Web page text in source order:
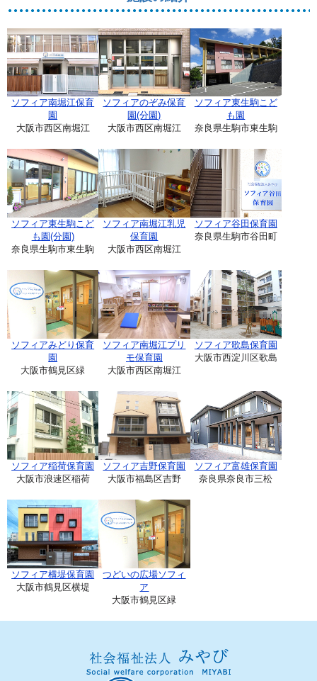
ソフィア南堀江保育
園
大阪市西区南堀江
ソフィアのぞみ保育
園(分園)
大阪市西区南堀江
ソフィア東生駒こど
も園
奈良県生駒市東生駒
ソフィア東生駒こど
も園(分園)
奈良県生駒市東生駒
ソフィア南堀江乳児
保育園
大阪市西区南堀江
ソフィア谷田保育園
奈良県生駒市谷田町
ソフィアみどり保育
園
大阪市鶴見区緑
ソフィア南堀江プリ
モ保育園
大阪市西区南堀江
ソフィア歌島保育園
大阪市西淀川区歌島
ソフィア稲荷保育園
大阪市浪速区稲荷
ソフィア吉野保育園
大阪市福島区吉野
ソフィア富雄保育園
奈良県奈良市三松
ソフィア横堤保育園
大阪市鶴見区横堤
つどいの広場ソフィ
ア
大阪市鶴見区緑